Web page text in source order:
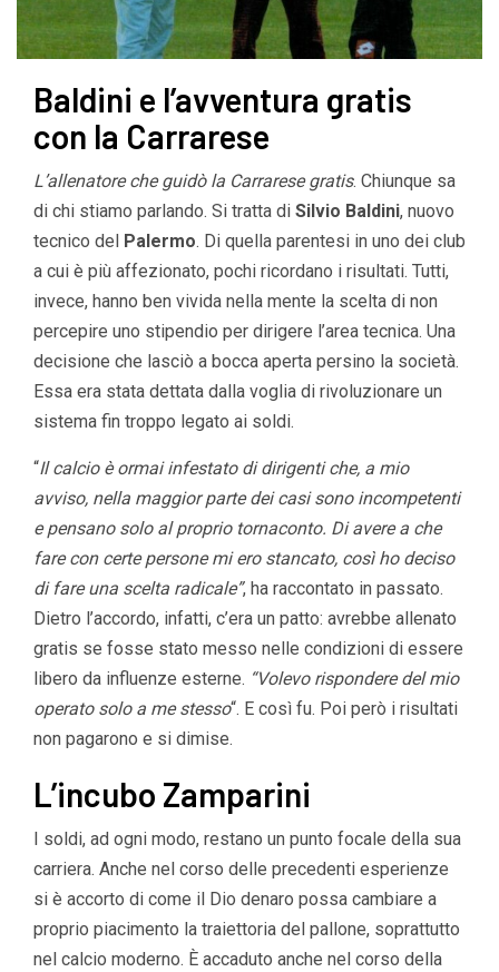
Baldini e l’avventura gratis
con la Carrarese
L’allenatore che guidò la Carrarese gratis. Chiunque sa
di chi stiamo parlando. Si tratta di Silvio Baldini, nuovo
tecnico del
Palermo. Di quella parentesi in uno dei club
a cui è più affezionato, pochi ricordano i risultati. Tutti,
invece, hanno ben vivida nella mente la scelta di non
percepire uno stipendio per dirigere l’area tecnica. Una
decisione che lasciò a bocca aperta persino la società.
Essa era stata dettata dalla voglia di rivoluzionare un
sistema fin troppo legato ai soldi.
“Il calcio è ormai infestato di dirigenti che, a mio
avviso, nella maggior parte dei casi sono incompetenti
e pensano solo al proprio tornaconto. Di avere a che
fare con certe persone mi ero stancato, così ho deciso
di fare una scelta radicale”, ha raccontato in passato.
Dietro l’accordo, infatti, c’era un patto: avrebbe allenato
gratis se fosse stato messo nelle condizioni di essere
libero da influenze esterne. “Volevo rispondere del mio
operato solo a me stesso“. E così fu. Poi però i risultati
non pagarono e si dimise.
L’incubo Zamparini
I soldi, ad ogni modo, restano un punto focale della sua
carriera. Anche nel corso delle precedenti esperienze
si è accorto di come il Dio denaro possa cambiare a
proprio piacimento la traiettoria del pallone, soprattutto
nel calcio moderno. È accaduto anche nel corso della